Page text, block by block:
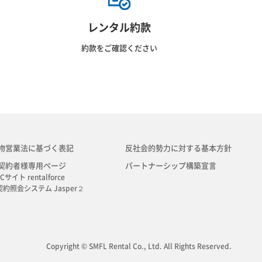
レンタル約款
約款をご確認ください
営業法に基づく表記
約者様専用ページ
サイト rentalforce
約照会システム Jasper２
反社会的勢力に対する基本方針
パートナーシップ構築宣言
Copyright © SMFL Rental Co., Ltd. All Rights Reserved.